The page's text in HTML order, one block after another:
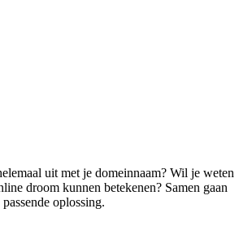
uit met je domeinnaam? Wil je weten
droom kunnen betekenen? Samen gaan
oplossing.